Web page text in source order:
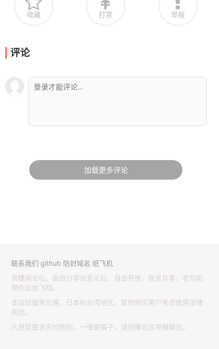
收藏 打赏 举报
评论
加载更多评论
联系我们 github 防封域名 纸飞机
凤楼阁论坛，自由分享信息论坛，自由开放，信息共享，老司机
带你自由飞翔。
本站仅服务北美，日本和台湾地区，其他地区用户考虑使用法律
风险。
凡是现要求先付款的，一律是骗子，请到曝光区举报曝光。